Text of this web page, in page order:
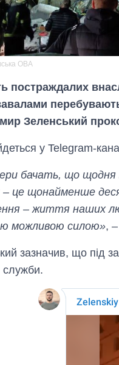
ОВА
постраждалих
Зеленський
у Telegram-
бачать, що щодня
– це щонайменше
– життя наших
можливою силою»,
зазначив, що під
служби.